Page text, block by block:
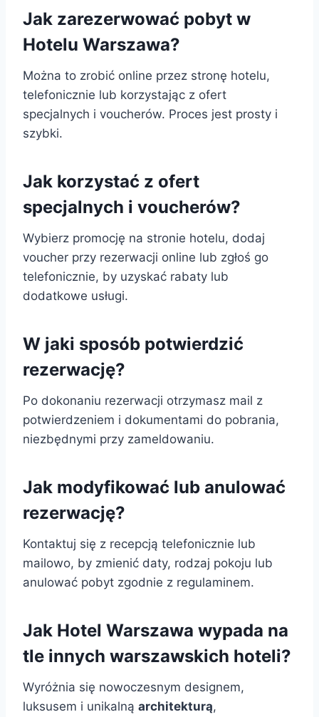
Jak zarezerwować pobyt w
Hotelu Warszawa?
Można to zrobić online przez stronę hotelu,
telefonicznie lub korzystając z ofert
specjalnych i voucherów. Proces jest prosty i
szybki.
Jak korzystać z ofert
specjalnych i voucherów?
Wybierz promocję na stronie hotelu, dodaj
voucher przy rezerwacji online lub zgłoś go
telefonicznie, by uzyskać rabaty lub
dodatkowe usługi.
W jaki sposób potwierdzić
rezerwację?
Po dokonaniu rezerwacji otrzymasz mail z
potwierdzeniem i dokumentami do pobrania,
niezbędnymi przy zameldowaniu.
Jak modyfikować lub anulować
rezerwację?
Kontaktuj się z recepcją telefonicznie lub
mailowo, by zmienić daty, rodzaj pokoju lub
anulować pobyt zgodnie z regulaminem.
Jak Hotel Warszawa wypada na
tle innych warszawskich hoteli?
Wyróżnia się nowoczesnym designem,
luksusem i unikalną architekturą,